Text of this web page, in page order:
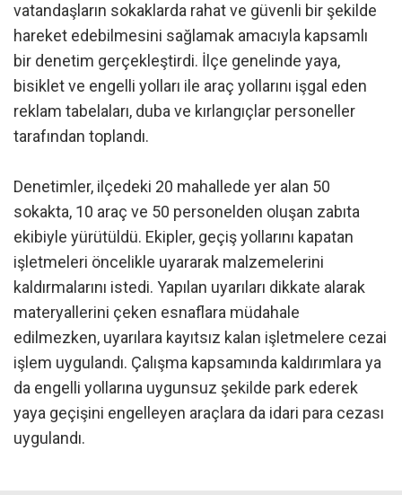
vatandaşların sokaklarda rahat ve güvenli bir şekilde
hareket edebilmesini sağlamak amacıyla kapsamlı
bir denetim gerçekleştirdi. İlçe genelinde yaya,
bisiklet ve engelli yolları ile araç yollarını işgal eden
reklam tabelaları, duba ve kırlangıçlar personeller
tarafından toplandı.
Denetimler, ilçedeki 20 mahallede yer alan 50
sokakta, 10 araç ve 50 personelden oluşan zabıta
ekibiyle yürütüldü. Ekipler, geçiş yollarını kapatan
işletmeleri öncelikle uyararak malzemelerini
kaldırmalarını istedi. Yapılan uyarıları dikkate alarak
materyallerini çeken esnaflara müdahale
edilmezken, uyarılara kayıtsız kalan işletmelere cezai
işlem uygulandı. Çalışma kapsamında kaldırımlara ya
da engelli yollarına uygunsuz şekilde park ederek
yaya geçişini engelleyen araçlara da idari para cezası
uygulandı.